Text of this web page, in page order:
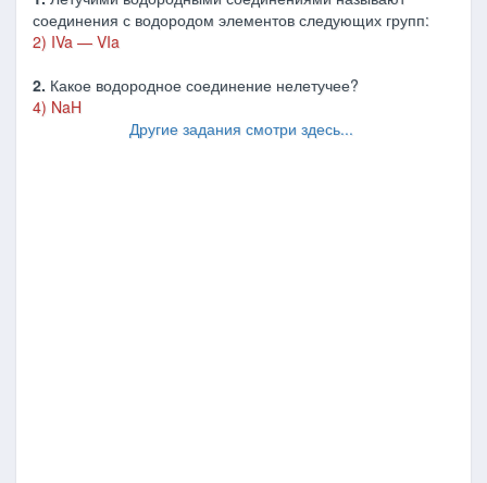
соединения с водородом элементов следующих групп:
2) IVa — VIa
2. Какое водородное соединение нелетучее?
4) NaH
Другие задания смотри здесь...